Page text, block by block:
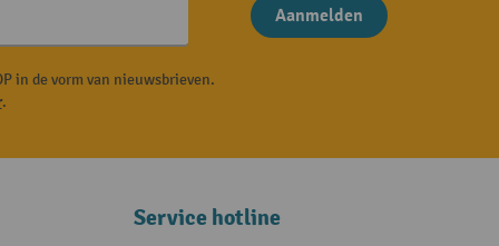
Aanmelden
in de vorm van nieuwsbrieven.
.
Service hotline